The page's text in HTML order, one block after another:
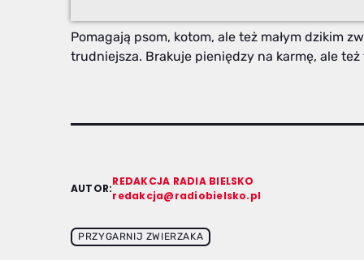
Pomagają psom, kotom, ale też małym dzikim
trudniejsza. Brakuje pieniędzy na karmę, ale
AUTOR:
REDAKCJA RADIA BIELSKO
redakcja@radiobielsko.pl
PRZYGARNIJ ZWIERZAKA